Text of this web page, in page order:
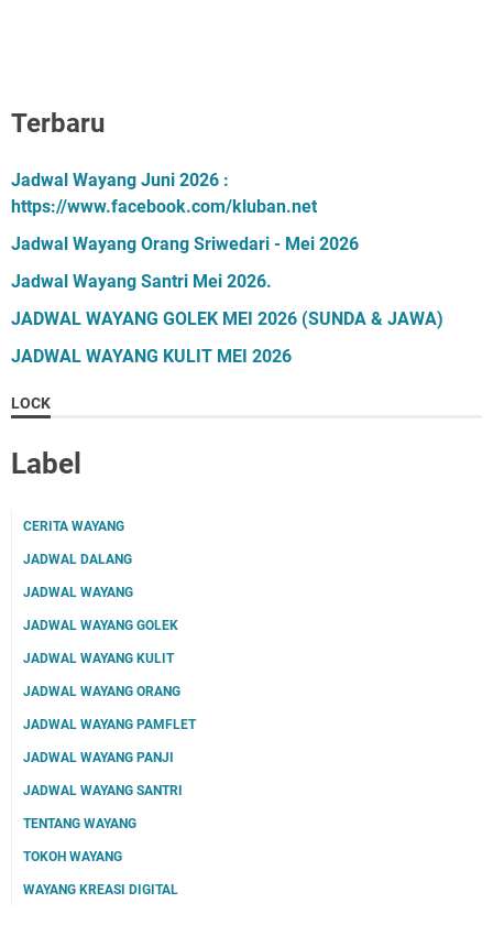
Terbaru
Jadwal Wayang Juni 2026 :
https://www.facebook.com/kluban.net
Jadwal Wayang Orang Sriwedari - Mei 2026
Jadwal Wayang Santri Mei 2026.
JADWAL WAYANG GOLEK MEI 2026 (SUNDA & JAWA)
JADWAL WAYANG KULIT MEI 2026
LOCK
Label
CERITA WAYANG
JADWAL DALANG
JADWAL WAYANG
JADWAL WAYANG GOLEK
JADWAL WAYANG KULIT
JADWAL WAYANG ORANG
JADWAL WAYANG PAMFLET
JADWAL WAYANG PANJI
JADWAL WAYANG SANTRI
TENTANG WAYANG
TOKOH WAYANG
WAYANG KREASI DIGITAL